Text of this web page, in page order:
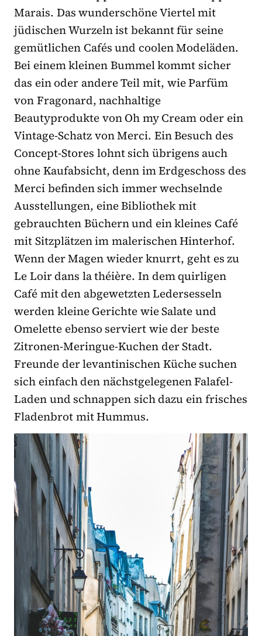
Marais. Das wunderschöne Viertel mit
jüdischen Wurzeln ist bekannt für seine
gemütlichen Cafés und coolen Modeläden.
Bei einem kleinen Bummel kommt sicher
das ein oder andere Teil mit, wie Parfüm
von Fragonard, nachhaltige
Beautyprodukte von Oh my Cream oder ein
Vintage-Schatz von Merci. Ein Besuch des
Concept-Stores lohnt sich übrigens auch
ohne Kaufabsicht, denn im Erdgeschoss des
Merci befinden sich immer wechselnde
Ausstellungen, eine Bibliothek mit
gebrauchten Büchern und ein kleines Café
mit Sitzplätzen im malerischen Hinterhof.
Wenn der Magen wieder knurrt, geht es zu
Le Loir dans la théière. In dem quirligen
Café mit den abgewetzten Ledersesseln
werden kleine Gerichte wie Salate und
Omelette ebenso serviert wie der beste
Zitronen-Meringue-Kuchen der Stadt.
Freunde der levantinischen Küche suchen
sich einfach den nächstgelegenen Falafel-
Laden und schnappen sich dazu ein frisches
Fladenbrot mit Hummus.